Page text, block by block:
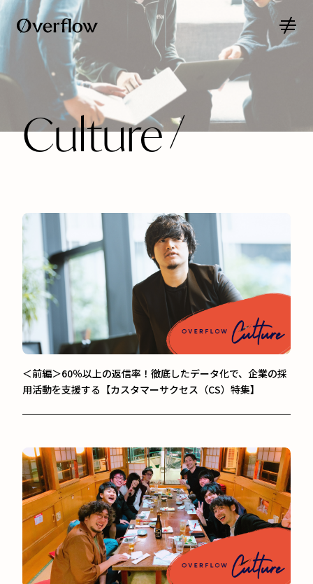
Culture
＜前編＞60％以上の返信率！徹底したデータ化で、企業の採
用活動を支援する【カスタマーサクセス（CS）特集】